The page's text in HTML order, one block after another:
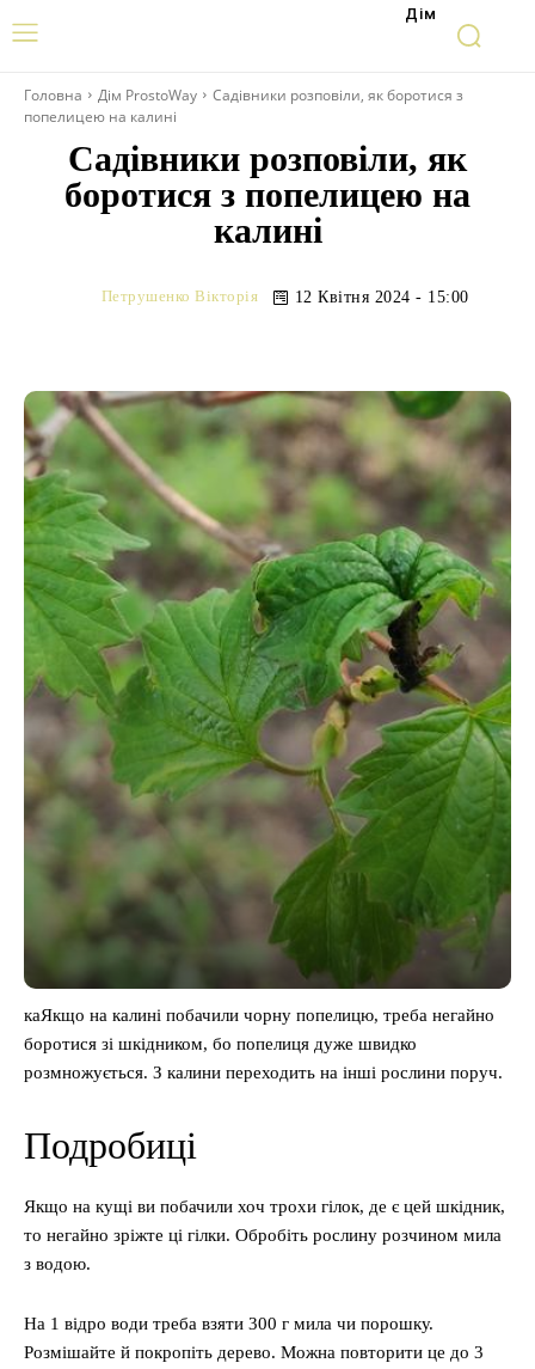
Дім
Головна Дім ProstoWay
Садівники розповіли, як боротися з
попелицею на калині
Садівники розповіли, як
боротися з попелицею на
калині
Петрушенко Вікторія 12 Квітня 2024 - 15:00
каЯкщо на калині побачили чорну попелицю, треба негайно
боротися зі шкідником, бо попелиця дуже швидко
розмножується. З калини переходить на інші рослини поруч.
Подробиці
Якщо на кущі ви побачили хоч трохи гілок, де є цей шкідник,
то негайно зріжте ці гілки. Обробіть рослину розчином мила
з водою.
На 1 відро води треба взяти 300 г мила чи порошку.
Розмішайте й покропіть дерево. Можна повторити це до 3